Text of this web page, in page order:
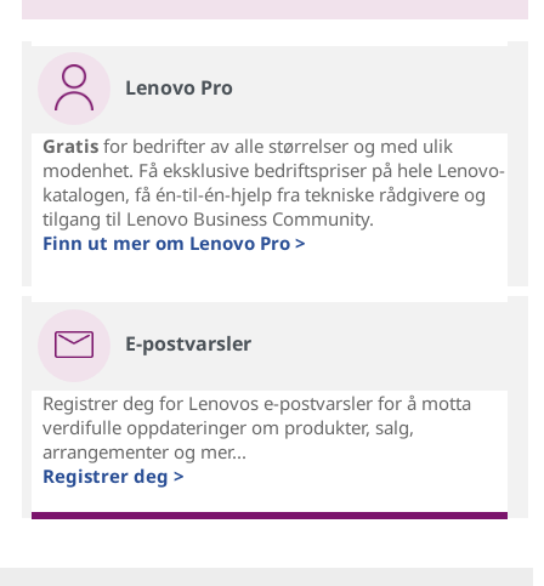
Lenovo Pro
Gratisfor bedrifter av alle størrelser og med ulik
modenhet. Få eksklusive bedriftspriser på hele Lenovo-
katalogen, få én-til-én-hjelp fra tekniske rådgivere og
tilgang til Lenovo Business Community.
Finn ut mer om Lenovo Pro >
E-postvarsler
Registrer deg for Lenovos e-postvarsler for å motta
verdifulle oppdateringer om produkter, salg,
arrangementer og mer...
Registrer deg >